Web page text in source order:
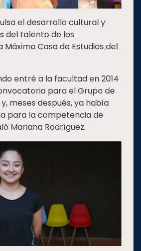
el desarrollo cultural y
del talento de los
Máxima Casa de Estudios del
entré a la facultad en 2014
para el Grupo de
meses después, ya había
para la competencia de
Mariana Rodríguez.